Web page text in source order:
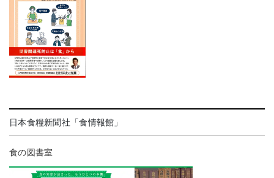
日本食糧新聞社「食情報館」
食の図書室